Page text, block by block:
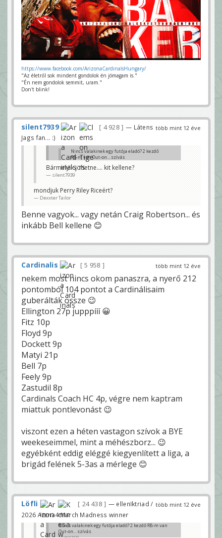
https://www.facebook.com/ArizonaCardinalsHungary/
"Az életről sok mindent gondolok én jómagam is."
"Én nem gondolok semmit, uram."
Don't blink!
több mint 12 éve
silent7939 4 928
— Látens
Jags fan... :)
Nincs valakinek egy futója eladó? 2 kezdő
RB-m van Out-on... szívás
silent7939
Ray Rice / Joique Bell?
Bármelyik jöhetne.... kit kellene?
silent7939
mondjuk Perry Riley Riceért?
Dexxter Tailor
Benne vagyok... vagy netán Craig Robertson... és
inkább Bell kellene 😊
több mint 12 éve
Cardinalis 5 958
nekem most nincs okom panaszra, a nyerő 212
pontomból 104 pontot a Cardinálisaim
guberálták össze 😉
Ellington 27p jupppííí 😀
Fitz 10p
Floyd 9p
Dockett 9p
Matyi 21p
Bell 7p
Feely 9p
Zastudil 8p
Cardinals Coach HC 4p, végre nem kaptram
miattuk pontlevonást 😉
viszont ezen a héten vastagon szívok a BYE
weekeseimmel, mint a méhészborz... 😉
egyébként eddig eléggé kiegyenlített a liga, a
brigád felének 5-3as a mérlege 😊
több mint 12 éve
Löfli 24 438
— ellenIktriad /
2026 Arena4 March Madness winner
Nincs valakinek egy futója eladó? 2 kezdő RB-m van
Out-on... szívás
silent7939